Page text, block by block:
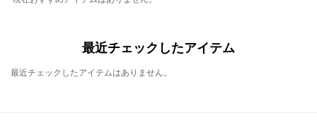
最近チェックしたアイテム
最近チェックしたアイテムはありません。